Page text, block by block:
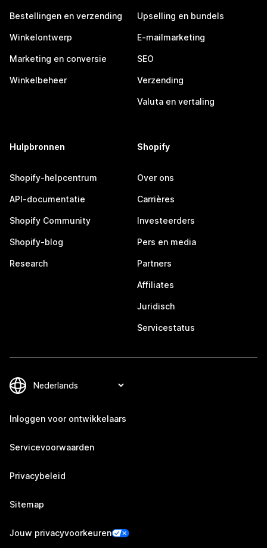
Bestellingen en verzending
Winkelontwerp
Marketing en conversie
Winkelbeheer
Upselling en bundels
E-mailmarketing
SEO
Verzending
Valuta en vertaling
Hulpbronnen
Shopify-helpcentrum
API-documentatie
Shopify Community
Shopify-blog
Research
Shopify
Over ons
Carrières
Investeerders
Pers en media
Partners
Affiliates
Juridisch
Servicestatus
Inloggen voor ontwikkelaars
Servicevoorwaarden
Privacybeleid
Sitemap
Jouw privacyvoorkeuren